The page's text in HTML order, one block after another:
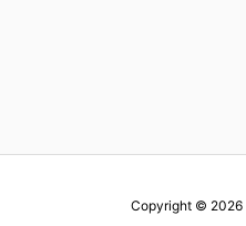
Copyright © 2026